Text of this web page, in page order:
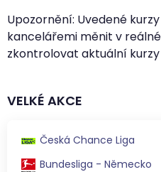
Upozornění: Uvedené
kancelářemi měnit v
zkontrolovat aktuální kurzy
VELKÉ AKCE
Česká Chance Liga
Bundesliga - Německo